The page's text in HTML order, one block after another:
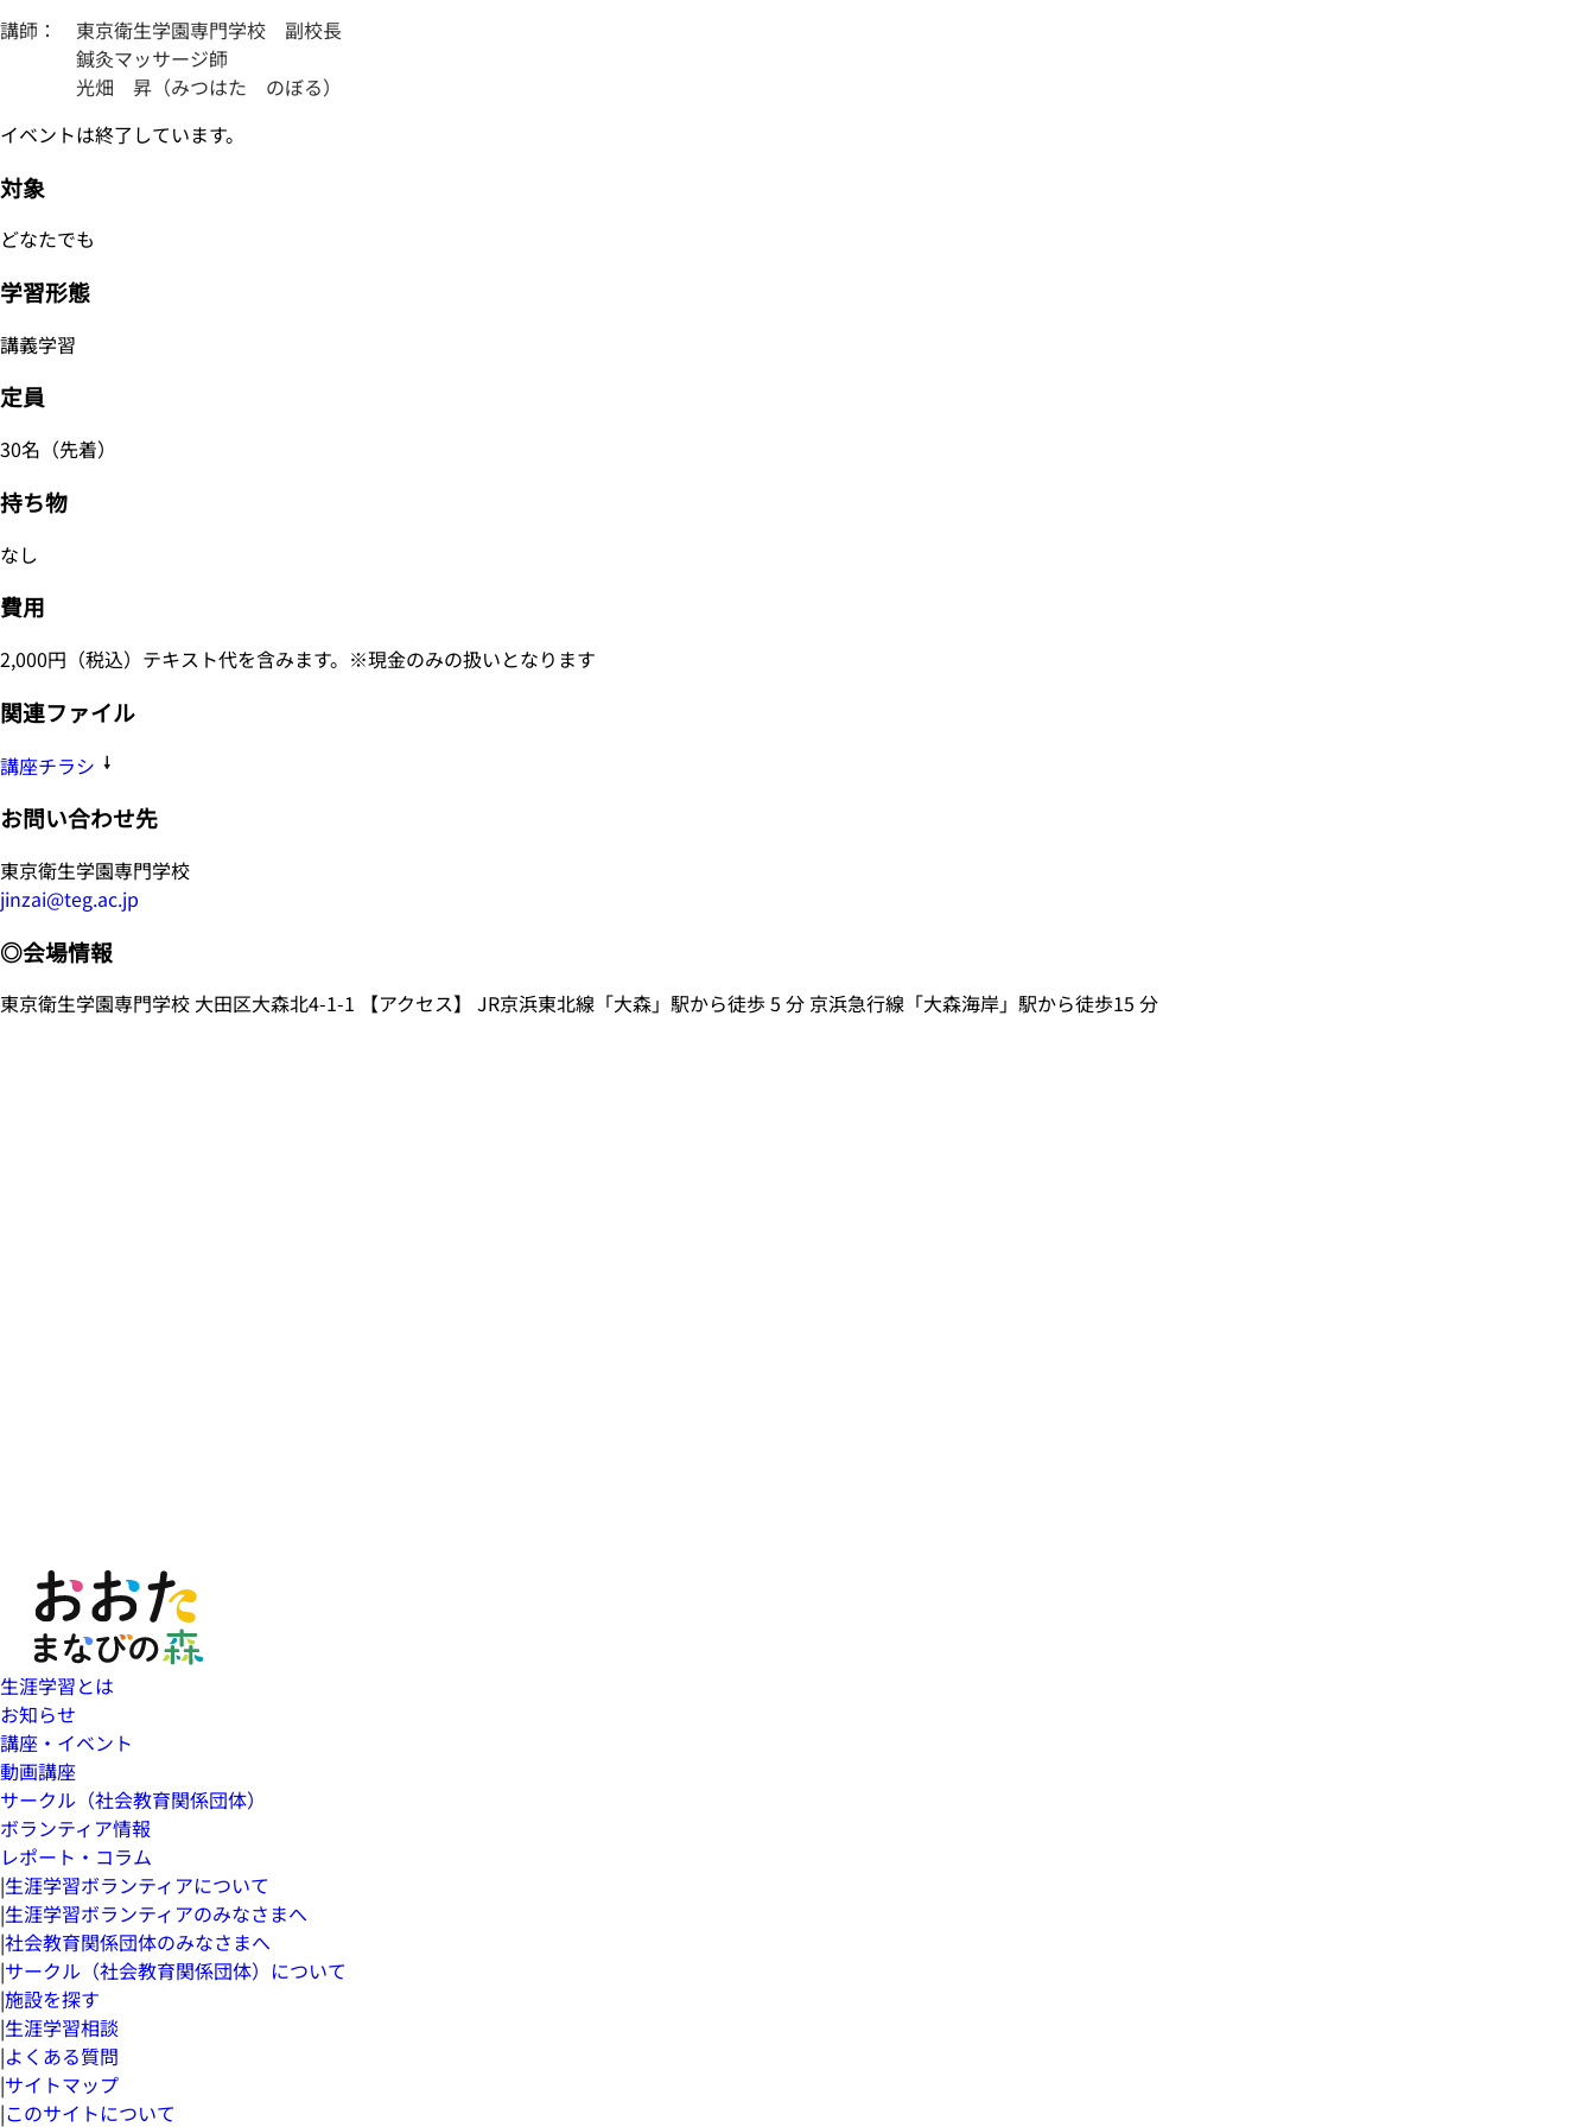
講師： 東京衛生学園専門学校 副校長
鍼灸マッサージ師
光畑 昇（みつはた のぼる）
イベントは終了しています。
対象
どなたでも
学習形態
講義学習
定員
30名（先着）
持ち物
なし
費用
2,000円（税込）テキスト代を含みます。※現金のみの扱いとなります
関連ファイル
講座チラシ
お問い合わせ先
東京衛生学園専門学校
jinzai@teg.ac.jp
◎会場情報
東京衛生学園専門学校 大田区大森北4-1-1 【アクセス】 JR京浜東北線「大森」駅から徒歩 5 分 京浜急行線「大森海岸」駅から徒歩15 分
生涯学習とは
お知らせ
講座・イベント
動画講座
サークル（社会教育関係団体）
ボランティア情報
レポート・コラム
|生涯学習ボランティアについて
|生涯学習ボランティアのみなさまへ
|社会教育関係団体のみなさまへ
|サークル（社会教育関係団体）について
|施設を探す
|生涯学習相談
|よくある質問
|サイトマップ
|このサイトについて